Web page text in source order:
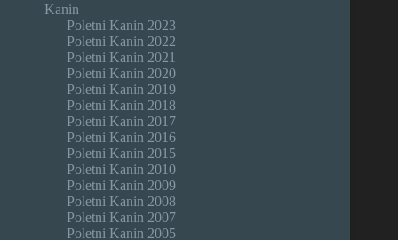
Kanin
Poletni Kanin 2023
Poletni Kanin 2022
Poletni Kanin 2021
Poletni Kanin 2020
Poletni Kanin 2019
Poletni Kanin 2018
Poletni Kanin 2017
Poletni Kanin 2016
Poletni Kanin 2015
Poletni Kanin 2010
Poletni Kanin 2009
Poletni Kanin 2008
Poletni Kanin 2007
Poletni Kanin 2005